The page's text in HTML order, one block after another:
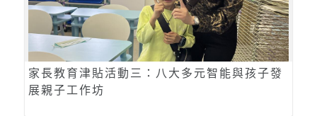
家長教育津貼活動三：八大多元智能與孩子發
展親子工作坊